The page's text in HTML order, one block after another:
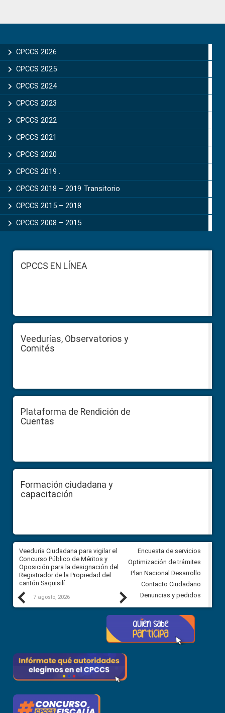
Sidebar
CPCCS 2026
CPCCS 2025
CPCCS 2024
CPCCS 2023
CPCCS 2022
CPCCS 2021
CPCCS 2020
CPCCS 2019 .
CPCCS 2018 – 2019 Transitorio
CPCCS 2015 – 2018
CPCCS 2008 – 2015
FooterCPCCS EN LÍNEA
Veedurías, Observatorios y
Comités
Plataforma de Rendición de
Cuentas
Formación ciudadana y
capacitación
Previous
Veeduría Ciudadana para vigilar el
Concurso Público de Méritos y
Oposición para la designación del
Registrador de la Propiedad del
cantón Saquisilí
7 agosto, 2026
Veeduría Ciudadana para
construcción del asfaltado de
Ballenita del cantón Santa
7 agosto, 2026
Next
Encuesta de servicios
Optimización de trámites
Plan Nacional Desarrollo
Contacto Ciudadano
Denuncias y pedidos